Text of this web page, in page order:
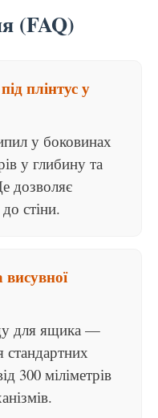
(FAQ)
плінтус у
у боковинах
у глибину та
дозволяє
стіни.
для ящика —
стандартних
300 міліметрів